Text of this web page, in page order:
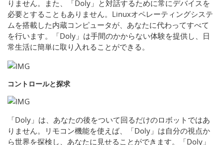
りません。また、「Doly」と対話するために常にデバイスを
必要とすることもありません。Linuxオペレーティングシステ
ムを搭載した内蔵コンピュータが、あなたに代わってすべて
を行います。「Doly」は手間のかからない体験を提供し、日
常生活に簡単に取り入れることができる。
コントロールと探求
「Doly」は、あなたの後をついて回るだけのロボットではあ
りません。リモコン機能を使えば、「Doly」は自分の視点か
ら世界を探検し、あなたに見せることができます。「Doly」